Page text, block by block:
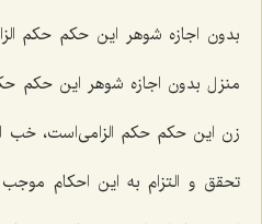
بدون اجازه شوهر این حکم حکم
منزل بدون اجازه شوهر این حکم
زن این حکم حکم الزامی‌است، خب
تحقق و التزام به این احکام